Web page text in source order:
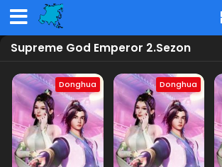
Supreme God Emperor 2.Sezon
Donghua Donghua